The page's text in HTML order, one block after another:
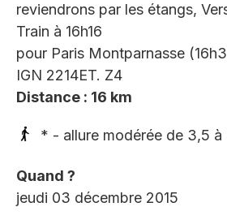
reviendrons par les étangs,
Train à 16h16
pour Paris Montparnasse
IGN 2214ET. Z4
Distance : 16 km
* - allure modérée de 3,5 à
Quand ?
jeudi 03 décembre 2015